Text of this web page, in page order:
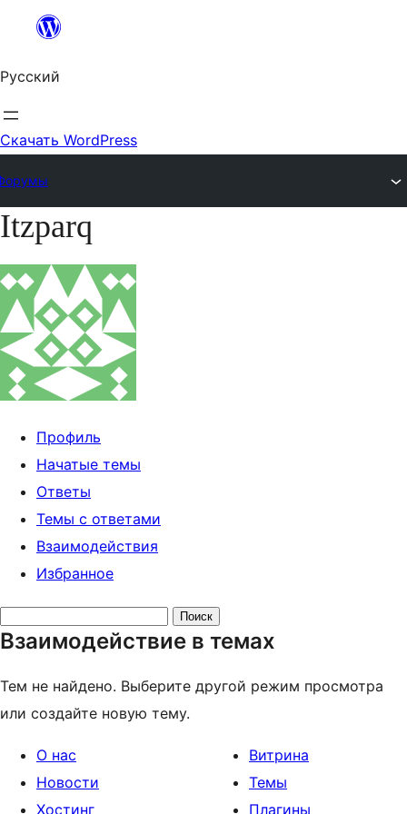
Перейти
содержимому
Русский
Скачать WordPress
Перейти
содержимому
Itzparq
Профиль
Начатые темы
Ответы
Темы с ответами
Взаимодействия
Избранное
тем:
Взаимодействие в темах
Тем не найдено. Выберите другой режим просмотра
или создайте новую тему.
О нас
Новости
Хостинг
Витрина
Темы
Плагины